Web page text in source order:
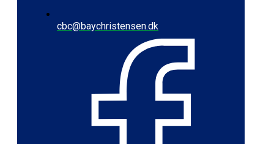
cbc@baychristensen.dk